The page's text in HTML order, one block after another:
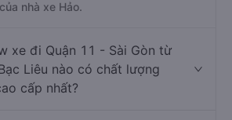
nhà xe Hảo.
xe đi Quận 11 - Sài Gòn từ
Liêu nào có chất lượng
cấp nhất?